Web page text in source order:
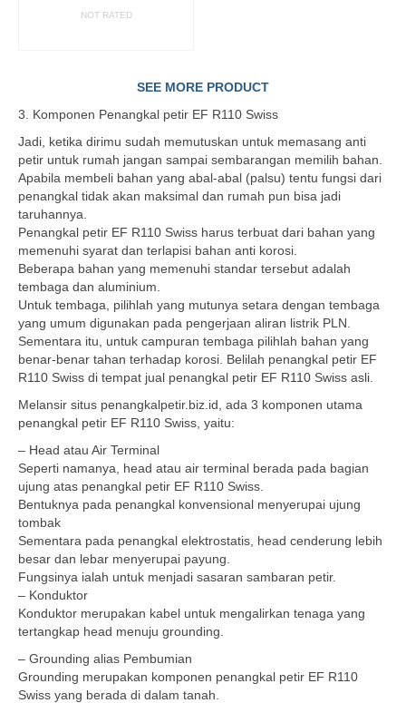
NOT RATED
SEE MORE PRODUCT
3. Komponen Penangkal petir EF R110 Swiss
Jadi, ketika dirimu sudah memutuskan untuk memasang anti
petir untuk rumah jangan sampai sembarangan memilih bahan.
Apabila membeli bahan yang abal-abal (palsu) tentu fungsi dari
penangkal tidak akan maksimal dan rumah pun bisa jadi
taruhannya.
Penangkal petir EF R110 Swiss harus terbuat dari bahan yang
memenuhi syarat dan terlapisi bahan anti korosi.
Beberapa bahan yang memenuhi standar tersebut adalah
tembaga dan aluminium.
Untuk tembaga, pilihlah yang mutunya setara dengan tembaga
yang umum digunakan pada pengerjaan aliran listrik PLN.
Sementara itu, untuk campuran tembaga pilihlah bahan yang
benar-benar tahan terhadap korosi. Belilah penangkal petir EF
R110 Swiss di tempat jual penangkal petir EF R110 Swiss asli.
Melansir situs penangkalpetir.biz.id, ada 3 komponen utama
penangkal petir EF R110 Swiss, yaitu:
– Head atau Air Terminal
Seperti namanya, head atau air terminal berada pada bagian
ujung atas penangkal petir EF R110 Swiss.
Bentuknya pada penangkal konvensional menyerupai ujung
tombak
Sementara pada penangkal elektrostatis, head cenderung lebih
besar dan lebar menyerupai payung.
Fungsinya ialah untuk menjadi sasaran sambaran petir.
– Konduktor
Konduktor merupakan kabel untuk mengalirkan tenaga yang
tertangkap head menuju grounding.
– Grounding alias Pembumian
Grounding merupakan komponen penangkal petir EF R110
Swiss yang berada di dalam tanah.